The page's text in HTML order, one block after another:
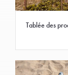
Tablée des